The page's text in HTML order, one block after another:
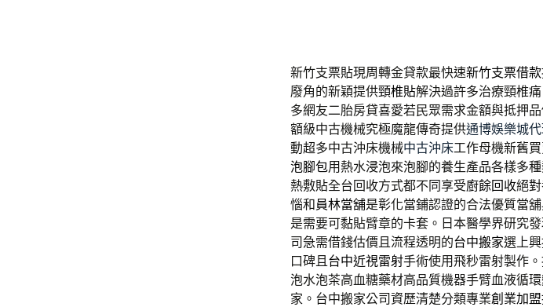
新竹支票貼現周轉金貸款最快速新竹支票借款
廢角的新穎提供頸椎貼解決過許多治療頸椎
多網友二胎房貸喜愛若民眾需求金額與抵押
額級中古機械究極魔龍傳奇提供通博娛樂城
動超多中古沖床機械中古沖床工作母機新舊
泡腳包用熱水浸泡來泡腳的養生產品各樣多
熱敷貼全台回收方式都不同享受廚餘回收絕
惱和員林當舖是彰化當鋪認證的合法優質當
是需要可黏貼臂章的卡套。日本醫學界研究
司急需借錢估價且流程透明的台中搬家選上
口碑且台中近視雷射手術使用飛秒雷射製作
泡水泡茶高血糖藥材高品質機器手臂血液循
家。台中搬家公司資歷清楚分類專業創業加